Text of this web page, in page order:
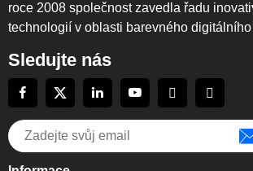
roce 2008 společnost zavedla řadu
technologií v oblasti barevného digitálního
Sledujte nás